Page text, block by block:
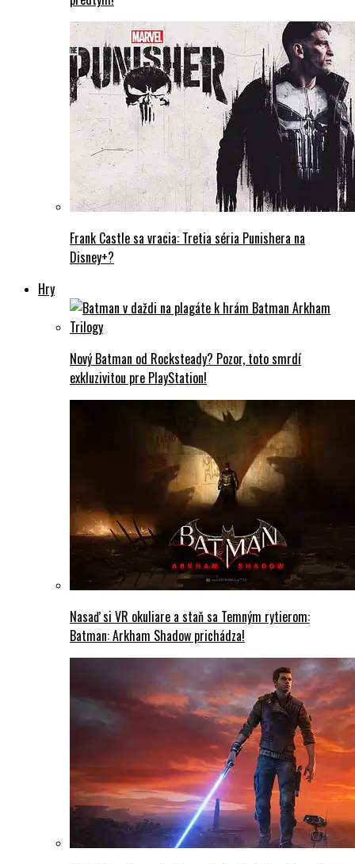
Frank Castle sa vracia: Tretia séria Punishera na
Disney+?
Hry
Nový Batman od Rocksteady? Pozor, toto smrdí
exkluzivitou pre PlayStation!
Nasaď si VR okuliare a staň sa Temným rytierom:
Batman: Arkham Shadow prichádza!